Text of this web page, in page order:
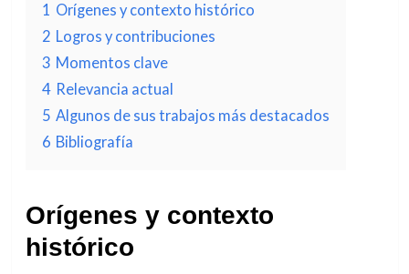
1 Orígenes y contexto histórico
2 Logros y contribuciones
3 Momentos clave
4 Relevancia actual
5 Algunos de sus trabajos más destacados
6 Bibliografía
Orígenes y contexto
histórico